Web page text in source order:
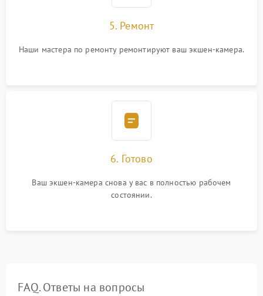
5. Ремонт
Наши мастера по ремонту ремонтируют ваш экшен-камера.
6. Готово
Ваш экшен-камера снова у вас в полностью рабочем
состоянии.
FAQ. Ответы на вопросы